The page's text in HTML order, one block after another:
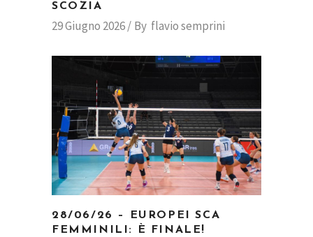
SCOZIA
29 Giugno 2026 By flavio semprini
28/06/26 – EUROPEI SCA
FEMMINILI: È FINALE!